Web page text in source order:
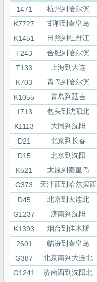
1471 杭州到哈尔滨
K7727
邯郸到秦皇岛
K1451
日照到牡丹江
T243
合肥到哈尔滨
T133
上海到大连
K703
青岛到哈尔滨
K1055
青岛到延吉
1713
包头到沈阳北
K1113
大同到沈阳
D21
北京到长春
D15
北京到沈阳
K521
太原到秦皇岛
G373
天津西到哈尔滨西
D45
北京到大连北
G1237
济南到沈阳
K1393
烟台到佳木斯
2601
临汾到秦皇岛
G387
北京南到大连北
G1241
济南西到沈阳北